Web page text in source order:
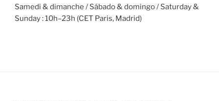
Samedi & dimanche / Sábado & domingo / Saturday &
Sunday : 10h–23h (CET Paris, Madrid)